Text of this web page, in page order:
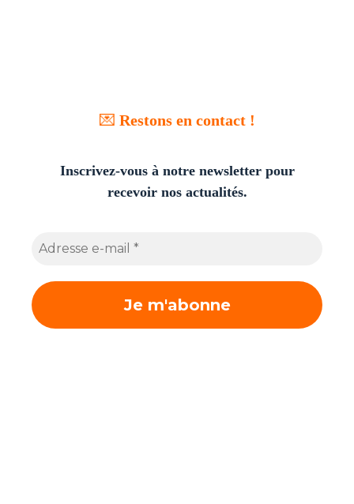
💌 Restons en contact !
Inscrivez-vous à notre newsletter pour
recevoir nos actualités.